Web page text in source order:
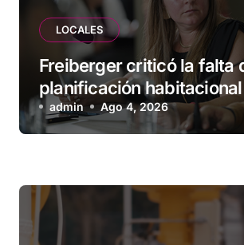
LOCALES
Freiberger criticó la falta
planificación
Municipio: “Vuoto deja
vecinos que llevan más
admin Ago 4, 2026